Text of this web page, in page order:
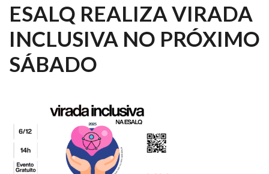
ESALQ REALIZA VIRADA
INCLUSIVA NO PRÓXIMO
SÁBADO